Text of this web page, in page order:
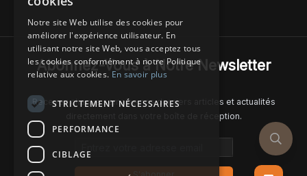
Abonnez-Vous à Notre Newsletter
Recevez chaque semaine nos derniers articles et actualités
directement dans votre boîte de réception.
Notre site Web utilise des cookies pour
améliorer l'expérience utilisateur. En
utilisant notre site Web, vous acceptez tous
les cookies conformément à notre Politique
relative aux cookies.En savoir plus
STRICTEMENT NÉCESSAIRES
PERFORMANCE
CIBLAGE